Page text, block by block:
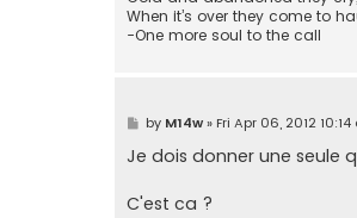
When it’s over they come to
-One more soul to the call
P
s
t
by M14w» Fri Apr 06, 2012 10:14
Je dois donner une seule
C'est ca ?